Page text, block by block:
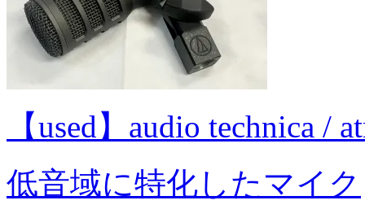
【used】audio technica /
低音域に特化したマイク